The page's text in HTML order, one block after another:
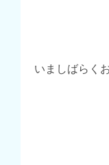
いましばらく